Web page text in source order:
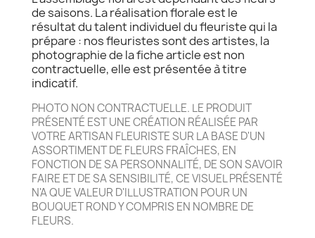
de saisons. La réalisation florale est le
résultat du talent individuel du fleuriste qui la
prépare : nos fleuristes sont des artistes, la
photographie de la fiche article est non
contractuelle, elle est présentée à titre
indicatif.
PHOTO NON CONTRACTUELLE. LE PRODUIT
PRÉSENTÉ EST UNE CRÉATION RÉALISÉE PAR
VOTRE ARTISAN FLEURISTE SUR LA BASE D'UN
ASSORTIMENT DE FLEURS FRAÎCHES, EN
FONCTION DE SA PERSONNALITÉ, DE SON SAVOIR
FAIRE ET DE SA SENSIBILITÉ, CE VISUEL PRÉSENTÉ
N'A QUE VALEUR D'ILLUSTRATION POUR UN
BOUQUET ROND Y COMPRIS EN NOMBRE DE
FLEURS.